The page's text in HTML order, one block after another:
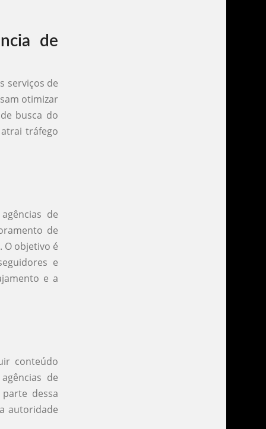
de
serviços de
otimizar
busca do
tráfego
de
de
O objetivo é
e
e a
conteúdo
de
dessa
autoridade